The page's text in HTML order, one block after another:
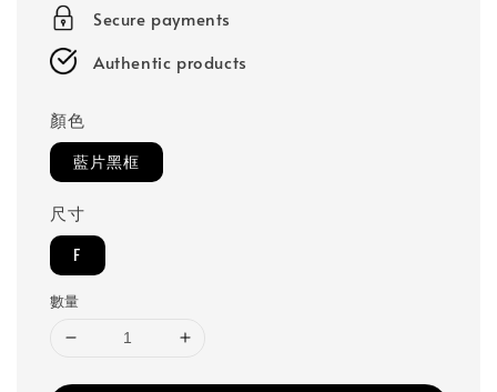
Secure payments
Authentic products
顏色
藍片黑框
尺寸
F
數量